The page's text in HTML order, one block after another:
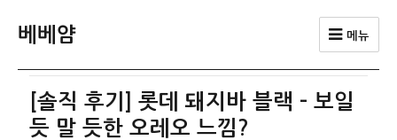
베베얌 메뉴
[솔직 후기] 롯데 돼지바 블랙 – 보일
듯 말 듯한 오레오 느낌?